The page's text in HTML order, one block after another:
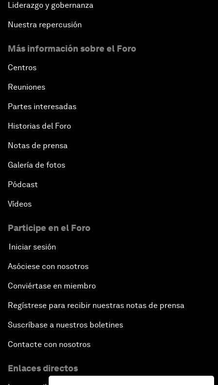
Liderazgo y gobernanza
Nuestra repercusión
Más información sobre el Foro
Centros
Reuniones
Partes interesadas
Historias del Foro
Notas de prensa
Galería de fotos
Pódcast
Vídeos
Participe en el Foro
Iniciar sesión
Asóciese con nosotros
Conviértase en miembro
Regístrese para recibir nuestras notas de prensa
Suscríbase a nuestros boletines
Contacte con nosotros
Enlaces directos